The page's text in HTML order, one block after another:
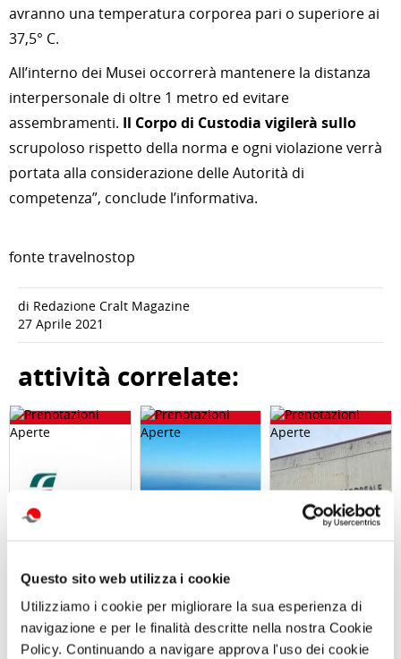
Questo sito web utilizza i cookie
Utilizziamo i cookie per migliorare la sua esperienza di
navigazione e per le finalità descritte nella nostra Cookie
Policy. Continuando a navigare approva l'uso dei cookie
avranno una temperatura corporea pari o superiore ai
37,5° C.
All’interno dei Musei occorrerà mantenere la distanza
interpersonale di oltre 1 metro ed evitare
assembramenti. Il Corpo di Custodia vigilerà sullo
scrupoloso rispetto della norma e ogni violazione verrà
portata alla considerazione delle Autorità di
competenza”, conclude l’informativa.
fonte travelnostop
di Redazione Cralt Magazine
27 Aprile 2021
attività correlate:
Abbonameni
Trenitalia
Trekking con
aperitivo IL
MONTE FAITO -
UNA TERRAZZA
Visita guidata
VILLA REGINA E
L’ANTIQUARIUM
DI BOSCOREALE